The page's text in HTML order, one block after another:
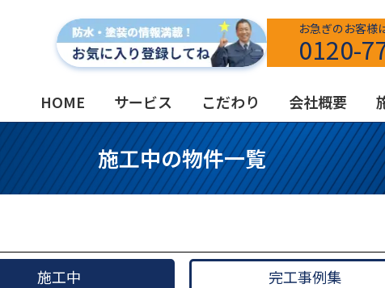
お急ぎのお客様
0120-
HOME サービス こだわり 会社概要
施工中の物件一覧
施工中 完工事例集